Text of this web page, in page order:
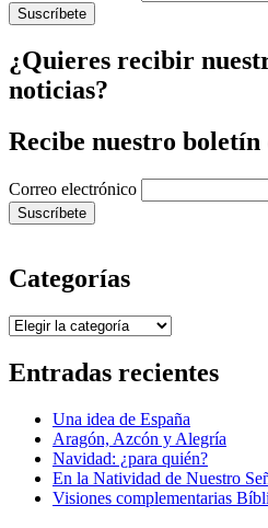
¿Quieres recibir
noticias?
Recibe nuestro boletín
Correo electrónico
Categorías
Categorías
Entradas recientes
Una idea de España
Aragón, Azcón y Alegría
Navidad: ¿para quién?
En la Natividad de Nuestro
Visiones complementarias